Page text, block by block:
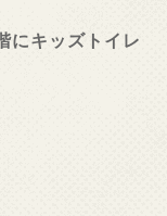
にキッズトイレ